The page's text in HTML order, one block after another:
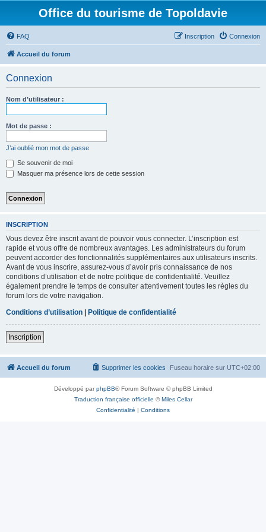
Office du tourisme de Topoldavie
FAQ Connexion
Inscription
Accueil du forum
Connexion
Nom d’utilisateur :
Mot de passe :
J’ai oublié mon mot de passe
Se souvenir de moi
Masquer ma présence lors de cette session
INSCRIPTION
Vous devez être inscrit avant de pouvoir vous connecter. L’inscription est
rapide et vous offre de nombreux avantages. Les administrateurs du forum
peuvent accorder des fonctionnalités supplémentaires aux utilisateurs inscrits.
Avant de vous inscrire, assurez-vous d’avoir pris connaissance de nos
conditions d’utilisation et de notre politique de confidentialité. Veuillez
également prendre le temps de consulter attentivement toutes les règles du
forum lors de votre navigation.
Conditions d’utilisation | Politique de confidentialité
Inscription
Accueil du forum Fuseau horaire sur UTC+02:00
Supprimer les cookies
Développé parphpBB® Forum Software © phpBB Limited
Traduction française officielle ©Miles Cellar
Confidentialité | Conditions